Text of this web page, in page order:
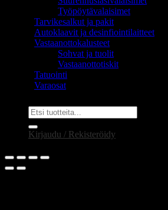
Työpöytävalaisimet
Tarvikesalkut ja pakit
Autoklaavit ja desinfiointilaitteet
Vastaanottokalusteet
Sohvat ja tuolit
Vastaanottotiskit
Tatuointi
Varaosat
Etsi:
Kirjaudu / Rekisteröidy